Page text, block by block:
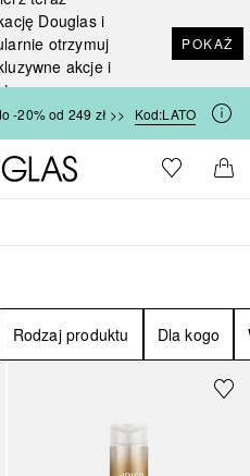
Douglas i
otrzymuj
akcje i
POKAŻ
-20% od 249 zł >> Kod:LATO
Strona główna Douglas
Do listyDo
Rodzaj produktu Dla kogo